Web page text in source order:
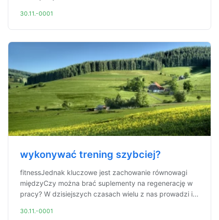
30.11.-0001
wykonywać trening szybciej?
fitnessJednak kluczowe jest zachowanie równowagi
międzyCzy można brać suplementy na regenerację w
pracy? W dzisiejszych czasach wielu z nas prowadzi i...
30.11.-0001